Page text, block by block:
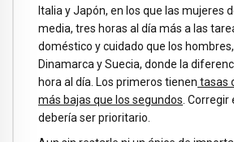
Italia y Japón, en los que las mujeres
media, tres horas al día más a las
doméstico y cuidado que los
Dinamarca y Suecia, donde la
hora al día. Los primeros tienen tasas
más bajas que los segundos .
debería ser prioritario.